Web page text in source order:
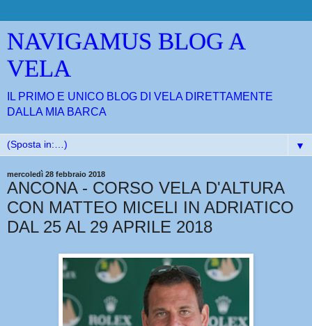
NAVIGAMUS BLOG A
VELA
IL PRIMO E UNICO BLOG DI VELA DIRETTAMENTE
DALLA MIA BARCA
▼
mercoledì 28 febbraio 2018
ANCONA - CORSO VELA D'ALTURA
CON MATTEO MICELI IN ADRIATICO
DAL 25 AL 29 APRILE 2018